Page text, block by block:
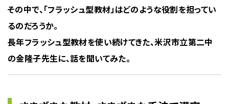
その中で、「フラッシュ型教材」はどのような役割を担ってい
るのだろうか。
長年フラッシュ型教材を使い続けてきた、米沢市立第二中
の金隆子先生に、話を聞いてみた。